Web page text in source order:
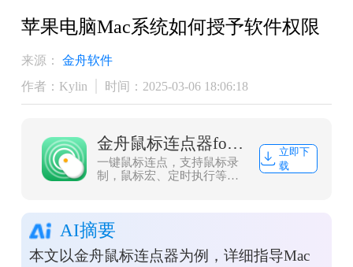
苹果电脑Mac系统如何授予软件权限
来源：
金舟软件
作者：Kylin
时间：2025-03-06 18:06:18
金舟鼠标连点器for mac
一键鼠标连点，支持鼠标录
制，鼠标宏、定时执行等功
立即下
载
AI摘要
本文以金舟鼠标连点器为例，详细指导Mac